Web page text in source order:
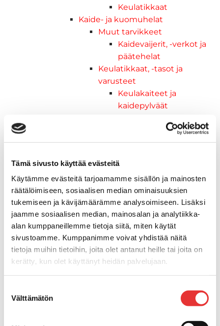
Tämä sivusto käyttää evästeitä
Käytämme evästeitä tarjoamamme sisällön ja mainosten
räätälöimiseen, sosiaalisen median ominaisuuksien
tukemiseen ja kävijämäärämme analysoimiseen. Lisäksi
jaamme sosiaalisen median, mainosalan ja analytiikka-
alan kumppaneillemme tietoja siitä, miten käytät
sivustoamme. Kumppanimme voivat yhdistää näitä
tietoja muihin tietoihin, joita olet antanut heille tai joita on
kerätty, kun olet käyttänyt heidän palvelujaan.
valinta
Välttämätön
Keulatikkaat
Kaide- ja kuomuhelat
Muut tarvikkeet
Kaidevaijerit, -verkot ja
päätehelat
Keulatikkaat, -tasot ja
varusteet
Keulakaiteet ja
kaidepylväät
Luukut, hyttysverkot ja
rullaverhot
Hyttysverkot
Verhot
Venetikkaat
Uimatikkaat
Kasettitikkaat
Keulatikkaat
Köysitikkaat
Kiinnikkeet ja tukijalat
Kävelysillat
Muut kiinnityshelat